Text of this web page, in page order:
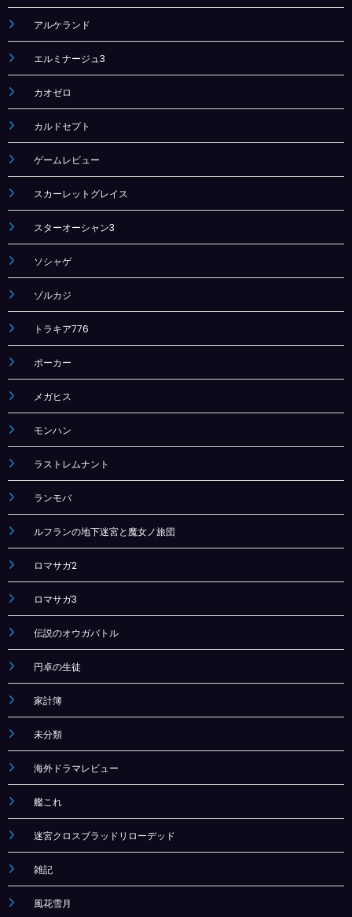
アルケランド
エルミナージュ3
カオゼロ
カルドセプト
ゲームレビュー
スカーレットグレイス
スターオーシャン3
ソシャゲ
ゾルカジ
トラキア776
ポーカー
メガヒス
モンハン
ラストレムナント
ランモバ
ルフランの地下迷宮と魔女ノ旅団
ロマサガ2
ロマサガ3
伝説のオウガバトル
円卓の生徒
家計簿
未分類
海外ドラマレビュー
艦これ
迷宮クロスブラッドリローデッド
雑記
風花雪月